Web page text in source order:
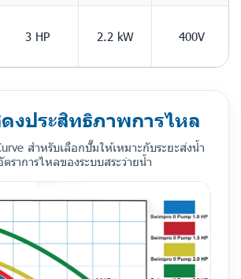
3 HP 2.2 kW 400V
งประสิทธิภาพการไหล
สำหรับเลือกปั๊มให้เหมาะกับระยะส่งน้ำ
ราการไหลของระบบสระว่ายน้ำ